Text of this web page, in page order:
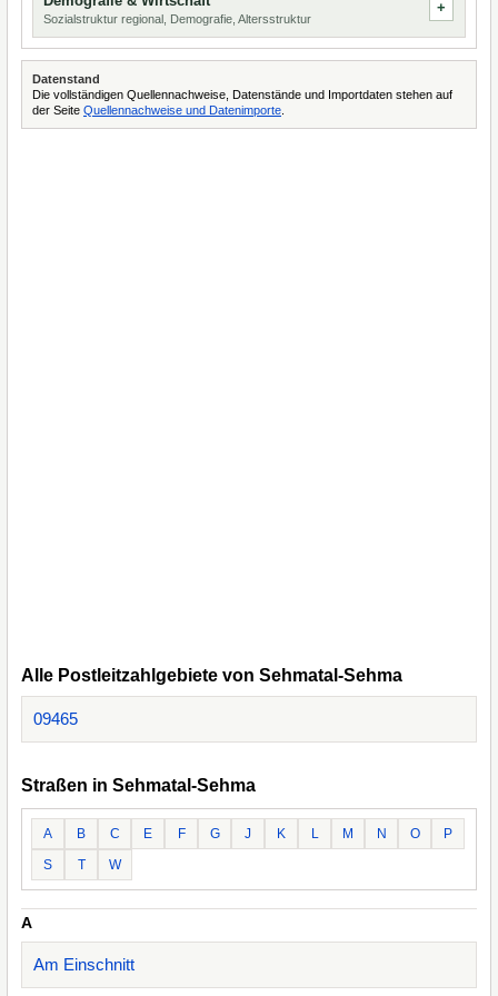
Sozialstruktur regional, Demografie, Altersstruktur
Datenstand
Die vollständigen Quellennachweise, Datenstände und Importdaten stehen auf
der Seite Quellennachweise und Datenimporte
Alle Postleitzahlgebiete von Sehmatal-Sehma
09465
Straßen in Sehmatal-Sehma
A B C E F G J K L M N O
P
S
T W
A
Am Einschnitt